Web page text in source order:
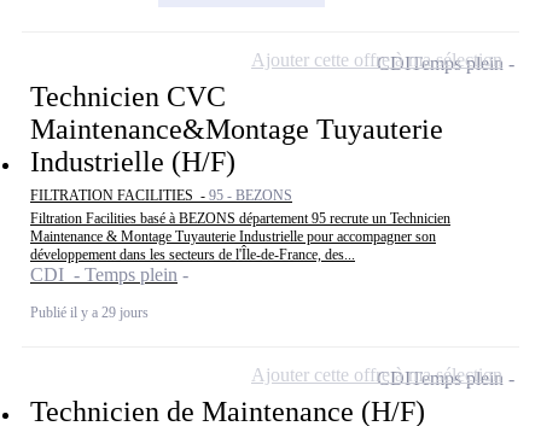
Technicien CVC
Maintenance&Montage Tuyauterie
Industrielle (H/F)
FILTRATION FACILITIES - 95 - BEZONS
Filtration Facilities basé à BEZONS département 95 recrute un Technicien
Maintenance & Montage Tuyauterie Industrielle pour accompagner son
développement dans les secteurs de l'Île-de-France, des...
CDI - Temps plein
Publié il y a 29 jours
CDITemps plein
Ajouter cette offre à ma sélection
Technicien de Maintenance (H/F)
CDITemps plein
Ajouter cette offre à ma sélection